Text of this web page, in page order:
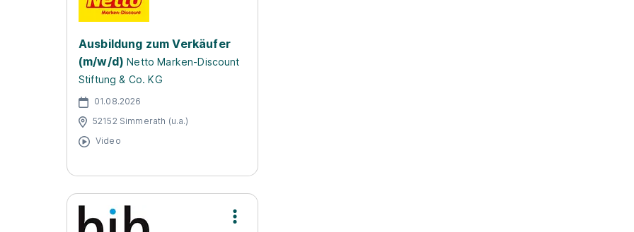
Ausbildung zum Verkäufer
(m/w/d) Netto Marken-Discount
Stiftung & Co. KG
01.08.2026
52152 Simmerath (u.a.)
Video